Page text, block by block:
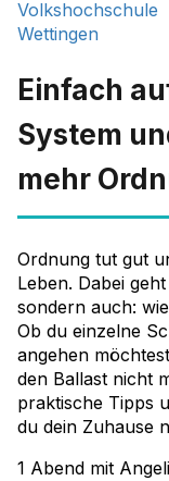
Einfach
System
mehr
Ordnung tut gut
Leben. Dabei
sondern auch:
Ob du einzelne
angehen
den Ballast nicht
praktische Tipps
du dein Zuhause
1 Abend mit